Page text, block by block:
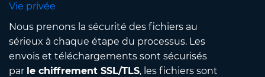
Vie privée
Nous prenons la sécurité des fichiers au
sérieux à chaque étape du processus. Les
envois et téléchargements sont sécurisés
par le chiffrement SSL/TLS, les fichiers sont